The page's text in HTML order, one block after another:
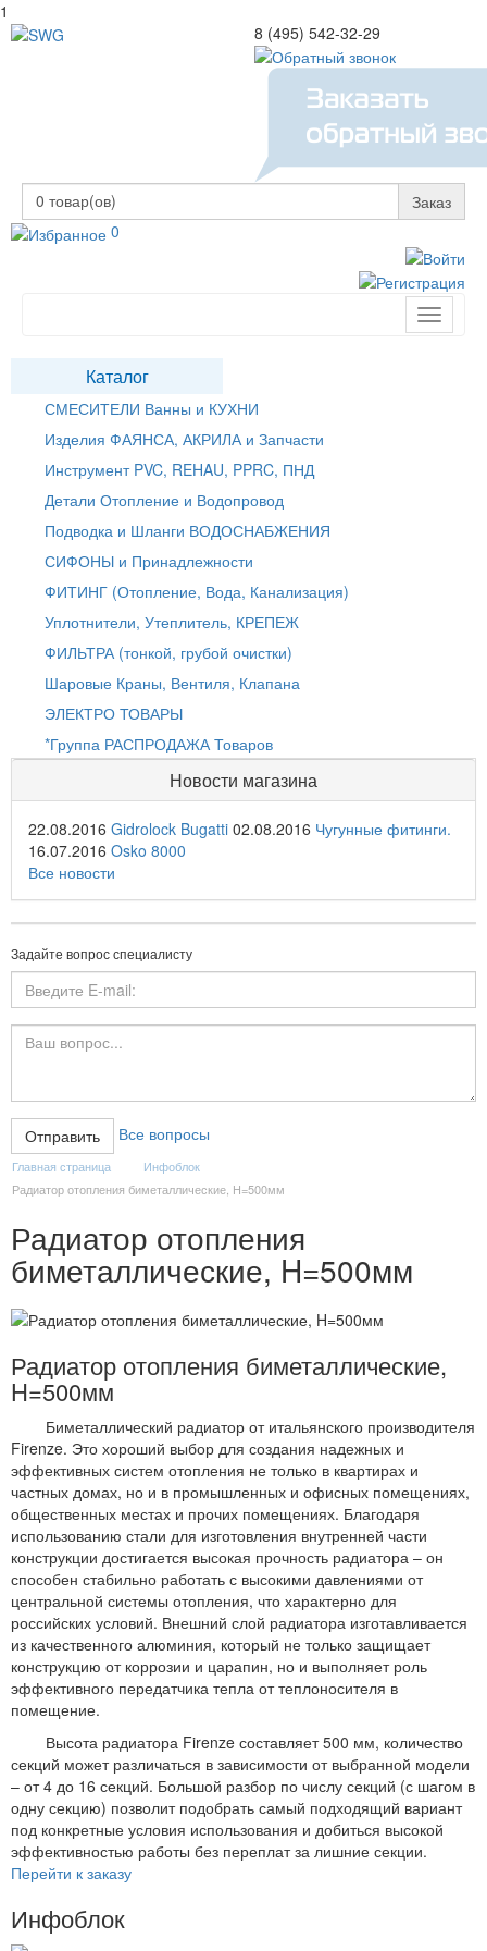
1
8 (495) 542-32-29
0 товар(ов)
Заказ
0
Toggle
Каталог
СМЕСИТЕЛИ Ванны и КУХНИ
Изделия ФАЯНСА, АКРИЛА и Запчасти
Инструмент PVC, REHAU, PPRC, ПНД
Детали Отопление и Водопровод
Подводка и Шланги ВОДОСНАБЖЕНИЯ
СИФОНЫ и Принадлежности
ФИТИНГ (Отопление, Вода, Канализация)
Уплотнители, Утеплитель, КРЕПЕЖ
ФИЛЬТРА (тонкой, грубой очистки)
Шаровые Краны, Вентиля, Клапана
ЭЛЕКТРО ТОВАРЫ
*Группа РАСПРОДАЖА Товаров
Новости магазина
22.08.2016 Gidrolock Bugatti 02.08.2016 Чугунные фитинги.
16.07.2016 Osko 8000
Все новости
Задайте вопрос специалисту
Все вопросы
Главная страница
Инфоблок
Радиатор отопления биметаллические, H=500мм
Радиатор отопления
биметаллические, H=500мм
Радиатор отопления биметаллические,
H=500мм
Биметаллический радиатор от итальянского производителя
Firenze. Это хороший выбор для создания надежных и
эффективных систем отопления не только в квартирах и
частных домах, но и в промышленных и офисных помещениях,
общественных местах и прочих помещениях. Благодаря
использованию стали для изготовления внутренней части
конструкции достигается высокая прочность радиатора – он
способен стабильно работать с высокими давлениями от
центральной системы отопления, что характерно для
российских условий. Внешний слой радиатора изготавливается
из качественного алюминия, который не только защищает
конструкцию от коррозии и царапин, но и выполняет роль
эффективного передатчика тепла от теплоносителя в
помещение.
Высота радиатора Firenze составляет 500 мм, количество
секций может различаться в зависимости от выбранной модели
– от 4 до 16 секций. Большой разбор по числу секций (с шагом в
одну секцию) позволит подобрать самый подходящий вариант
под конкретные условия использования и добиться высокой
эффективностью работы без переплат за лишние секции.
Перейти к заказу
Инфоблок